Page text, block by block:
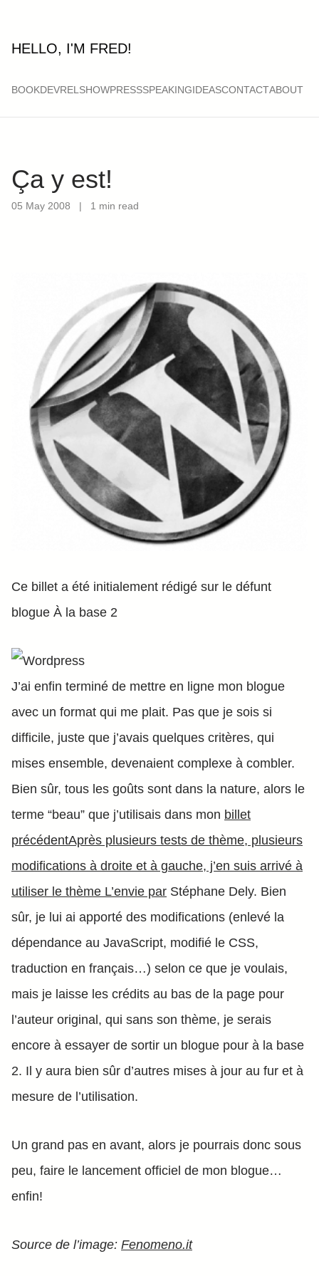
HELLO, I'M FRED!
BOOKDEVRELSHOWPRESSSPEAKINGIDEASCONTACTABOUT
Ça y est!
05 May 2008 | 1 min read
Ce billet a été initialement rédigé sur le défunt
blogue À la base 2
J’ai enfin terminé de mettre en ligne mon blogue
avec un format qui me plait. Pas que je sois si
difficile, juste que j’avais quelques critères, qui
mises ensemble, devenaient complexe à combler.
Bien sûr, tous les goûts sont dans la nature, alors le
terme “beau” que j’utilisais dans mon billet
précédentAprès plusieurs tests de thème, plusieurs
modifications à droite et à gauche, j’en suis arrivé à
utiliser le thème L’envie par Stéphane Dely. Bien
sûr, je lui ai apporté des modifications (enlevé la
dépendance au JavaScript, modifié le CSS,
traduction en français…) selon ce que je voulais,
mais je laisse les crédits au bas de la page pour
l’auteur original, qui sans son thème, je serais
encore à essayer de sortir un blogue pour à la base
2. Il y aura bien sûr d’autres mises à jour au fur et à
mesure de l’utilisation.
Un grand pas en avant, alors je pourrais donc sous
peu, faire le lancement officiel de mon blogue…
enfin!
Source de l’image: Fenomeno.it